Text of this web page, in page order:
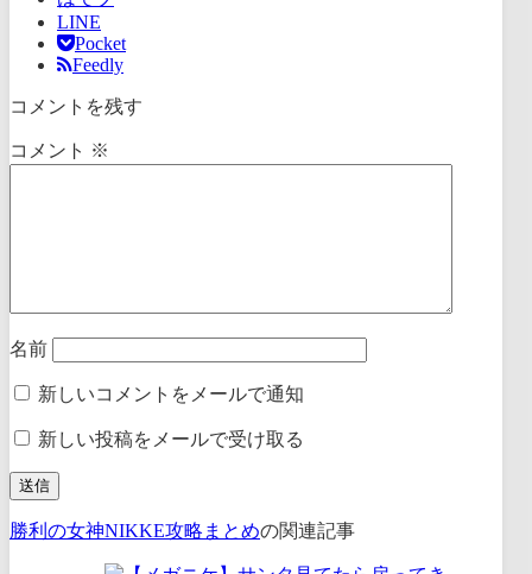
LINE
Pocket
Feedly
コメントを残す
コメント ※
名前
新しいコメントをメールで通知
新しい投稿をメールで受け取る
勝利の女神NIKKE攻略まとめの関連記事